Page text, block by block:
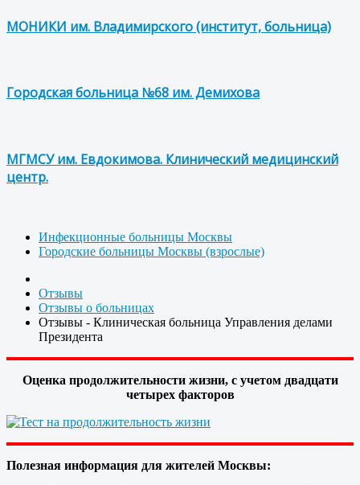
МОНИКИ им. Владимирского (институт, больница)
Городская больница №68 им. Демихова
МГМСУ им. Евдокимова. Клинический медицинский
центр.
Инфекционные больницы Москвы
Городские больницы Москвы (взрослые)
Отзывы
Отзывы о больницах
Отзывы - Клиническая больница Управления делами
Президента
Оценка продолжительности жизни, с учетом двадцати
четырех факторов
Полезная информация для жителей Москвы: